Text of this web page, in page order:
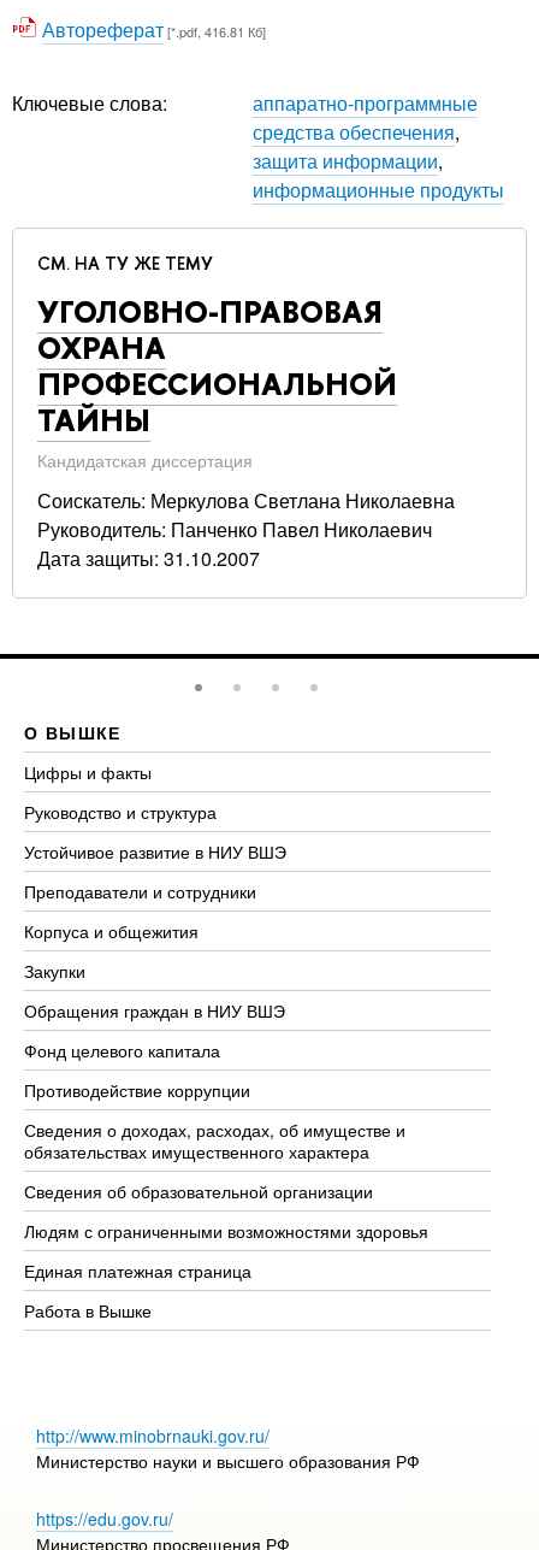
Автореферат[*.pdf, 416.81 Кб]
Ключевые слова:
аппаратно-программные
средства обеспечения,
защита информации,
информационные продукты
СМ. НА ТУ ЖЕ ТЕМУ
УГОЛОВНО-ПРАВОВАЯ
ОХРАНА
ПРОФЕССИОНАЛЬНОЙ
ТАЙНЫ
Кандидатская диссертация
Соискатель: Меркулова Светлана Николаевна
Руководитель: Панченко Павел Николаевич
Дата защиты: 31.10.2007
О ВЫШКЕ
Цифры и факты
Руководство и структура
Устойчивое развитие в НИУ ВШЭ
Преподаватели и сотрудники
Корпуса и общежития
Закупки
Обращения граждан в НИУ ВШЭ
Фонд целевого капитала
Противодействие коррупции
Сведения о доходах, расходах, об имуществе и
обязательствах имущественного характера
Сведения об образовательной организации
Людям с ограниченными возможностями здоровья
Единая платежная страница
Работа в Вышке
http://www.minobrnauki.gov.ru/
Министерство науки и высшего образования РФ
https://edu.gov.ru/
Министерство просвещения РФ